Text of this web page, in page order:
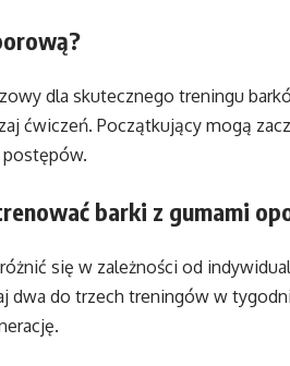
dla skutecznego treningu
ćwiczeń. Początkujący mogą
barki z gumami
się w zależności od
dwa do trzech treningów w